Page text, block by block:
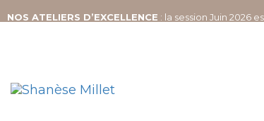
NOS ATELIERS D’EXCELLENCE : la session Juin 2026